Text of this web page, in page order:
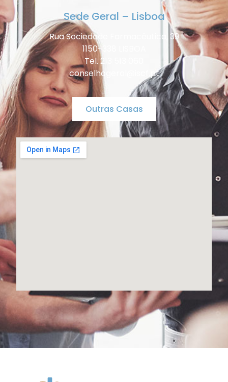
Sede Geral – Lisboa
Rua Sociedade Farmacêutica, 39
1150-338 LISBOA
Tel. 213 513 060
conselhogeral@iscf.pt
Outras Casas